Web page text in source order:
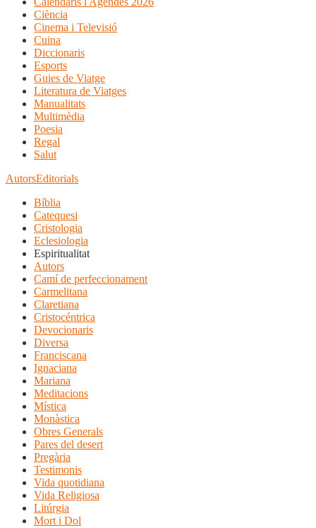
Ciència
Cinema i Televisió
Cuina
Diccionaris
Esports
Guies de Viatge
Literatura de Viatges
Manualitats
Multimèdia
Poesia
Regal
Salut
AutorsEditorials
Bíblia
Catequesi
Cristologia
Eclesiologia
Espiritualitat
Autors
Camí de perfeccionament
Carmelitana
Claretiana
Cristocéntrica
Devocionaris
Diversa
Franciscana
Ignaciana
Mariana
Meditacions
Mística
Monàstica
Obres Generals
Pares del desert
Pregària
Testimonis
Vida quotidiana
Vida Religiosa
Litúrgia
Mort i Dol